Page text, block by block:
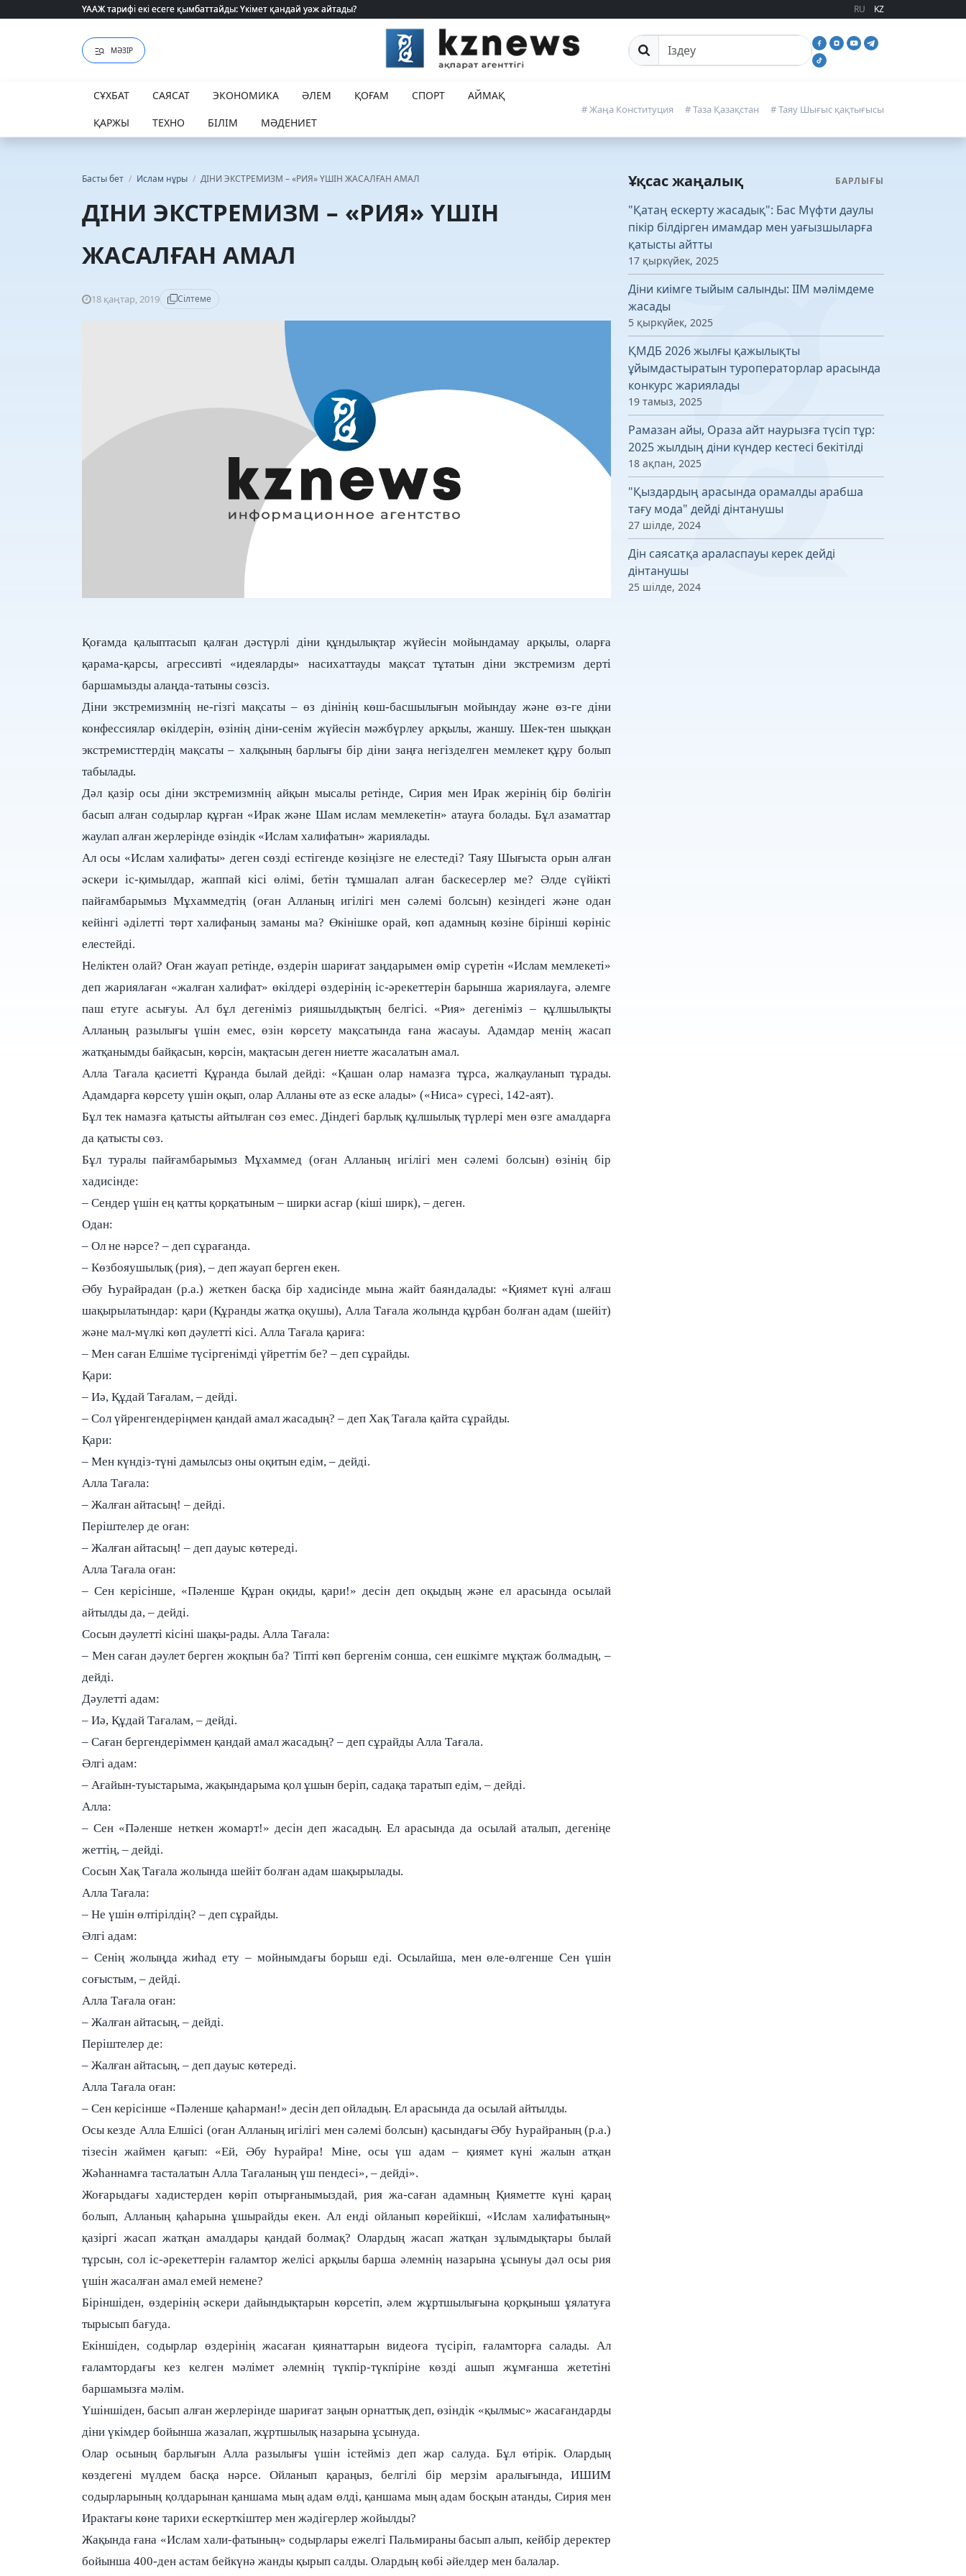
ҮААЖ тарифі екі есеге қымбаттайды: Үкімет қандай уәж айтады?
ҮААЖ тарифі екі есеге қымбаттайды: Үкімет қандай уәж айтады? RU KZ
МӘЗІР Сайттан іздеу
СҰХБАТ САЯСАТ ЭКОНОМИКА ӘЛЕМ ҚОҒАМ СПОРТ
АЙМАҚ
ҚАРЖЫ
ТЕХНО БІЛІМ МӘДЕНИЕТ
# Жаңа Конституция # Таза Қазақстан # Таяу Шығыс қақтығысы
Басты бет / Ислам нұры / ДІНИ ЭКСТРЕМИЗМ – «РИЯ» ҮШІН ЖАСАЛҒАН АМАЛ
ДІНИ ЭКСТРЕМИЗМ – «РИЯ» ҮШІН
ЖАСАЛҒАН АМАЛ
18 қаңтар, 2019 Сілтеме
Қоғамда қалыптасып қалған дәстүрлі діни құндылықтар жүйесін мойындамау арқылы, оларға
қарама-қарсы, агрессивті «идеяларды» насихаттауды мақсат тұтатын діни экстремизм дерті
баршамызды алаңда-татыны сөзсіз.
Діни экстремизмнің не-гізгі мақсаты – өз дінінің көш-басшылығын мойындау және өз-ге діни
конфессиялар өкілдерін, өзінің діни-сенім жүйесін мәжбүрлеу арқылы, жаншу. Шек-тен шыққан
экстремисттердің мақсаты – халқының барлығы бір діни заңға негізделген мемлекет құру болып
табылады.
Дәл қазір осы діни экстремизмнің айқын мысалы ретінде, Сирия мен Ирак жерінің бір бөлігін
басып алған содырлар құрған «Ирак және Шам ислам мемлекетін» атауға болады. Бұл азаматтар
жаулап алған жерлерінде өзіндік «Ислам халифатын» жариялады.
Ал осы «Ислам халифаты» деген сөзді естігенде көзіңізге не елестеді? Таяу Шығыста орын алған
әскери іс-қимылдар, жаппай кісі өлімі, бетін тұмшалап алған баскесерлер ме? Әлде сүйікті
пайғамбарымыз Мұхаммедтің (оған Алланың игілігі мен сәлемі болсын) кезіндегі және одан
кейінгі әділетті төрт халифаның заманы ма? Өкінішке орай, көп адамның көзіне бірінші көрініс
елестейді.
Неліктен олай? Оған жауап ретінде, өздерін шариғат заңдарымен өмір сүретін «Ислам мемлекеті»
деп жариялаған «жалған халифат» өкілдері өздерінің іс-әрекеттерін барынша жариялауға, әлемге
паш етуге асығуы. Ал бұл дегеніміз рияшылдықтың белгісі. «Рия» дегеніміз – құлшылықты
Алланың разылығы үшін емес, өзін көрсету мақсатында ғана жасауы. Адамдар менің жасап
жатқанымды байқасын, көрсін, мақтасын деген ниетте жасалатын амал.
Алла Тағала қасиетті Құранда былай дейді: «Қашан олар намазға тұрса, жалқауланып тұрады.
Адамдарға көрсету үшін оқып, олар Алланы өте аз еске алады» («Ниса» сүресі, 142-аят).
Бұл тек намазға қатысты айтылған сөз емес. Діндегі барлық құлшылық түрлері мен өзге амалдарға
да қатысты сөз.
Бұл туралы пайғамбарымыз Мұхаммед (оған Алланың игілігі мен сәлемі болсын) өзінің бір
хадисінде:
– Сендер үшін ең қатты қорқатыным – ширки асғар (кіші ширк), – деген.
Одан:
– Ол не нәрсе? – деп сұрағанда.
– Көзбояушылық (рия), – деп жауап берген екен.
Әбу Һурайрадан (р.а.) жеткен басқа бір хадисінде мына жайт баяндалады: «Қиямет күні алғаш
шақырылатындар: қари (Құранды жатқа оқушы), Алла Тағала жолында құрбан болған адам (шейіт)
және мал-мүлкі көп дәулетті кісі. Алла Тағала қариға:
– Мен саған Елшіме түсіргенімді үйреттім бе? – деп сұрайды.
Қари:
– Иә, Құдай Тағалам, – дейді.
– Сол үйренгендеріңмен қандай амал жасадың? – деп Хақ Тағала қайта сұрайды.
Қари:
– Мен күндіз-түні дамылсыз оны оқитын едім, – дейді.
Алла Тағала:
– Жалған айтасың! – дейді.
Періштелер де оған:
– Жалған айтасың! – деп дауыс көтереді.
Алла Тағала оған:
– Сен керісінше, «Пәленше Құран оқиды, қари!» десін деп оқыдың және ел арасында осылай
айтылды да, – дейді.
Сосын дәулетті кісіні шақы-рады. Алла Тағала:
– Мен саған дәулет берген жоқпын ба? Тіпті көп бергенім сонша, сен ешкімге мұқтаж болмадың, –
дейді.
Дәулетті адам:
– Иә, Құдай Тағалам, – дейді.
– Саған бергендеріммен қандай амал жасадың? – деп сұрайды Алла Тағала.
Әлгі адам:
– Ағайын-туыстарыма, жақындарыма қол ұшын беріп, садақа таратып едім, – дейді.
Алла:
– Сен «Пәленше неткен жомарт!» десін деп жасадың. Ел арасында да осылай аталып, дегеніңе
жеттің, – дейді.
Сосын Хақ Тағала жолында шейіт болған адам шақырылады.
Алла Тағала:
– Не үшін өлтірілдің? – деп сұрайды.
Әлгі адам:
– Сенің жолыңда жиһад ету – мойнымдағы борыш еді. Осылайша, мен өле-өлгенше Сен үшін
соғыстым, – дейді.
Алла Тағала оған:
– Жалған айтасың, – дейді.
Періштелер де:
– Жалған айтасың, – деп дауыс көтереді.
Алла Тағала оған:
– Сен керісінше «Пәленше қаһарман!» десін деп ойладың. Ел арасында да осылай айтылды.
Осы кезде Алла Елшісі (оған Алланың игілігі мен сәлемі болсын) қасындағы Әбу Һурайраның (р.а.)
тізесін жаймен қағып: «Ей, Әбу Һурайра! Міне, осы үш адам – қиямет күні жалын атқан
Жәһаннамға тасталатын Алла Тағаланың үш пендесі», – дейді».
Жоғарыдағы хадистерден көріп отырғанымыздай, рия жа-саған адамның Қияметте күні қараң
болып, Алланың қаһарына ұшырайды екен. Ал енді ойланып көрейікші, «Ислам халифатының»
қазіргі жасап жатқан амалдары қандай болмақ? Олардың жасап жатқан зұлымдықтары былай
тұрсын, сол іс-әрекеттерін ғаламтор желісі арқылы барша әлемнің назарына ұсынуы дәл осы рия
үшін жасалған амал емей немене?
Біріншіден, өздерінің әскери дайындықтарын көрсетіп, әлем жұртшылығына қорқыныш ұялатуға
тырысып бағуда.
Екіншіден, содырлар өздерінің жасаған қиянаттарын видеоға түсіріп, ғаламторға салады. Ал
ғаламтордағы кез келген мәлімет әлемнің түкпір-түкпіріне көзді ашып жұмғанша жететіні
баршамызға мәлім.
Үшіншіден, басып алған жерлерінде шариғат заңын орнаттық деп, өзіндік «қылмыс» жасағандарды
діни үкімдер бойынша жазалап, жұртшылық назарына ұсынуда.
Олар осының барлығын Алла разылығы үшін істейміз деп жар салуда. Бұл өтірік. Олардың
көздегені мүлдем басқа нәрсе. Ойланып қараңыз, белгілі бір мерзім аралығында, ИШИМ
содырларының қолдарынан қаншама мың адам өлді, қаншама мың адам босқын атанды, Сирия мен
Ирактағы көне тарихи ескерткіштер мен жәдігерлер жойылды?
Жақында ғана «Ислам хали-фатының» содырлары ежелгі Пальмираны басып алып, кейбір деректер
бойынша 400-ден астам бейкүнә жанды қырып салды. Олардың көбі әйелдер мен балалар.
Ұқсас жаңалық БАРЛЫҒЫ
"Қатаң ескерту жасадық": Бас Мүфти даулы
пікір білдірген имамдар мен уағызшыларға
қатысты айтты
17 қыркүйек, 2025
Діни киімге тыйым салынды: ІІМ мәлімдеме
жасады
5 қыркүйек, 2025
ҚМДБ 2026 жылғы қажылықты
ұйымдастыратын туроператорлар арасында
конкурс жариялады
19 тамыз, 2025
Рамазан айы, Ораза айт наурызға түсіп тұр:
2025 жылдың діни күндер кестесі бекітілді
18 ақпан, 2025
"Қыздардың арасында орамалды арабша
тағу мода" дейді дінтанушы
27 шілде, 2024
Дін саясатқа араласпауы керек дейді
дінтанушы
25 шілде, 2024